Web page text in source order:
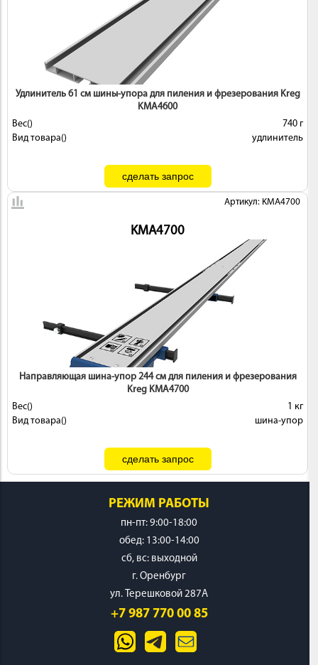
Удлинитель 61 см шины-упора для пиления и фрезерования Kreg
KMA4600
Вес()
740 г
Вид товара()
удлинитель
Артикул: KMA4700
KMA4700
Направляющая шина-упор 244 см для пиления и фрезерования
Kreg KMA4700
Вес()
1 кг
Вид товара()
шина-упор
РЕЖИМ РАБОТЫ
пн-пт: 9:00-18:00
обед: 13:00-14:00
cб, вс: выходной
г. Оренбург
ул. Терешковой 287А
+7 987 770 00 85